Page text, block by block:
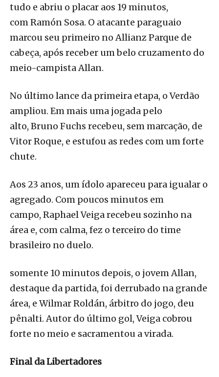
tudo e abriu o placar aos 19 minutos,
com Ramón Sosa. O atacante paraguaio
marcou seu primeiro no Allianz Parque de
cabeça, após receber um belo cruzamento do
meio-campista Allan.
No último lance da primeira etapa, o Verdão
ampliou. Em mais uma jogada pelo
alto, Bruno Fuchs recebeu, sem marcação, de
Vitor Roque, e estufou as redes com um forte
chute.
Aos 23 anos, um ídolo apareceu para igualar o
agregado. Com poucos minutos em
campo, Raphael Veiga recebeu sozinho na
área e, com calma, fez o terceiro do time
brasileiro no duelo.
somente 10 minutos depois, o jovem Allan,
destaque da partida, foi derrubado na grande
área, e Wilmar Roldán, árbitro do jogo, deu
pênalti. Autor do último gol, Veiga cobrou
forte no meio e sacramentou a virada.
Final da Libertadores